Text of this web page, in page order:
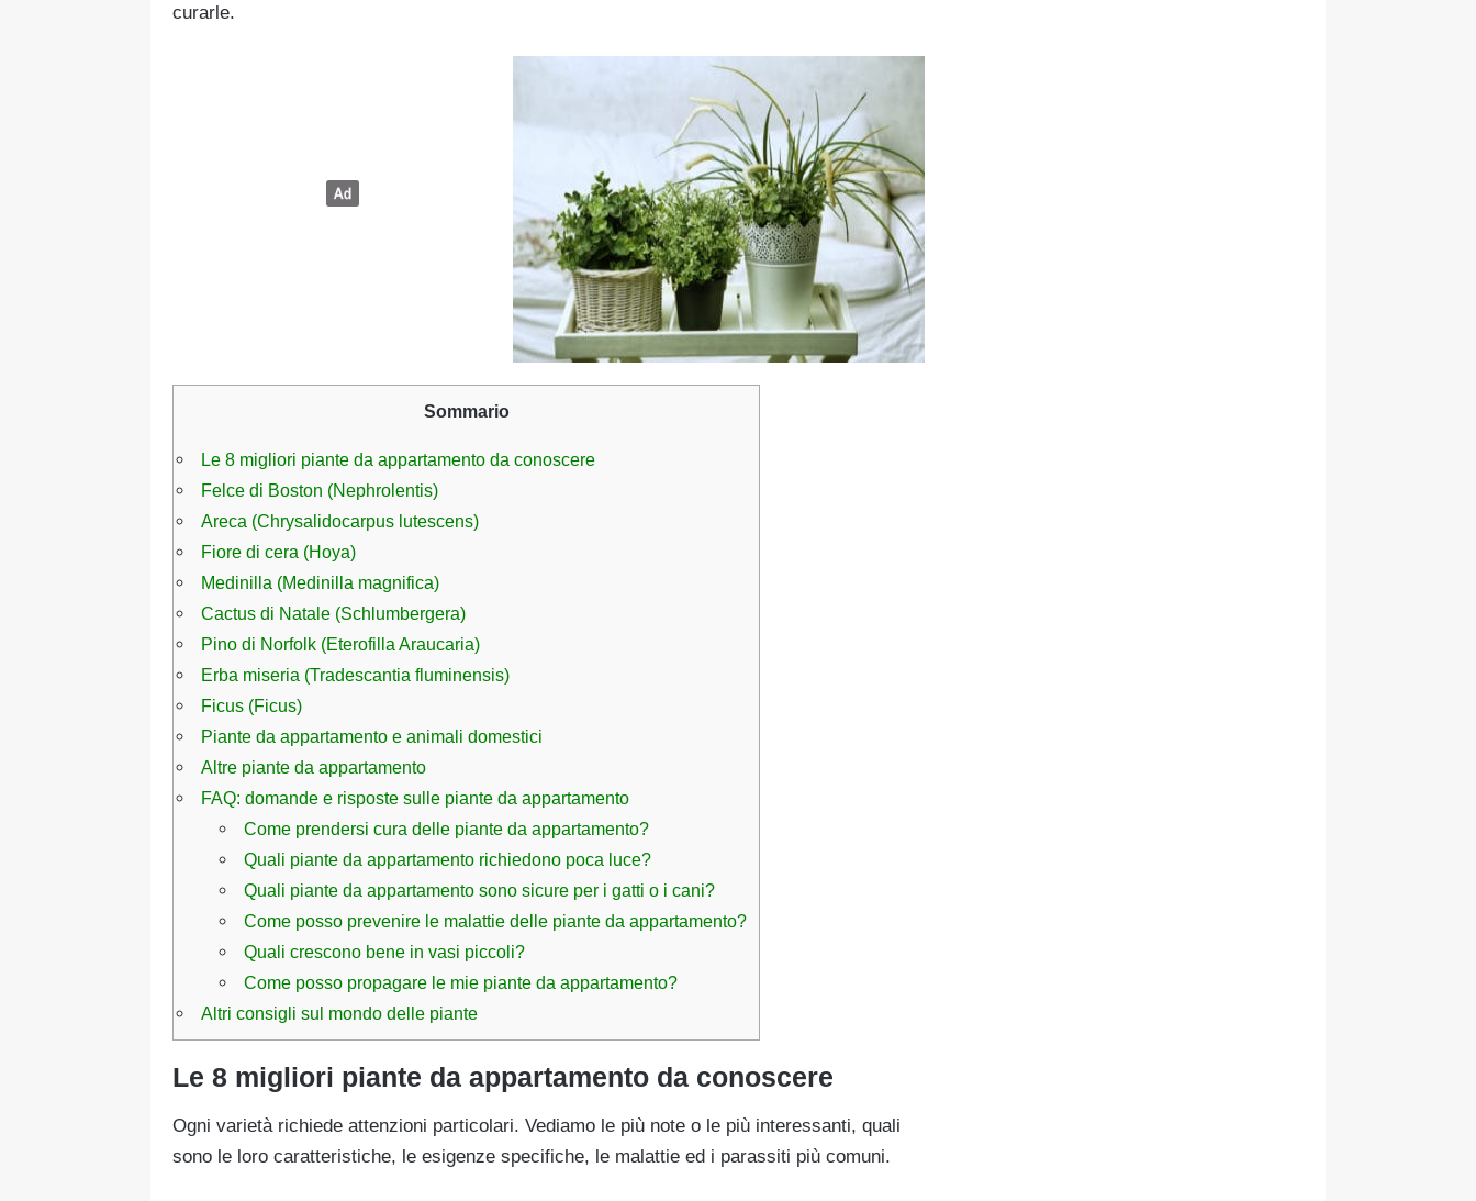
curarle.
Sommario
Le 8 migliori piante da appartamento da conoscere
Felce di Boston (Nephrolentis)
Areca (Chrysalidocarpus lutescens)
Fiore di cera (Hoya)
Medinilla (Medinilla magnifica)
Cactus di Natale (Schlumbergera)
Pino di Norfolk (Eterofilla Araucaria)
Erba miseria (Tradescantia fluminensis)
Ficus (Ficus)
Piante da appartamento e animali domestici
Altre piante da appartamento
FAQ: domande e risposte sulle piante da appartamento
Come prendersi cura delle piante da appartamento?
Quali piante da appartamento richiedono poca luce?
Quali piante da appartamento sono sicure per i gatti o i cani?
Come posso prevenire le malattie delle piante da appartamento?
Quali crescono bene in vasi piccoli?
Come posso propagare le mie piante da appartamento?
Altri consigli sul mondo delle piante
Le 8 migliori piante da appartamento da conoscere
Ogni varietà richiede attenzioni particolari. Vediamo le più note o le più interessanti, quali
sono le loro caratteristiche, le esigenze specifiche, le malattie ed i parassiti più comuni.